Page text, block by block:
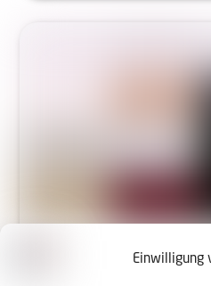
Einwilligung
Ausgerechnet